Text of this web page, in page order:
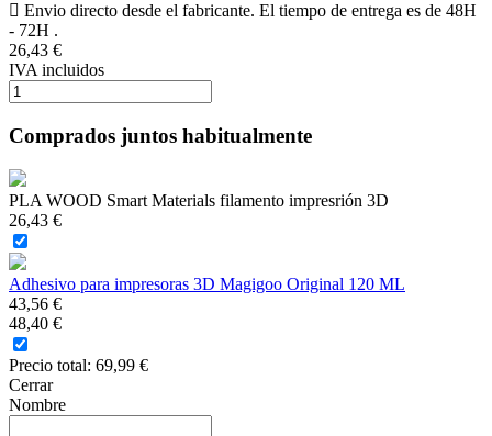
Envio directo desde el fabricante. El tiempo de entrega es de 48H
- 72H .
26,43 €
IVA incluidos
Comprados juntos habitualmente
PLA WOOD Smart Materials filamento impresrión 3D
26,43 €
Adhesivo para impresoras 3D Magigoo Original 120 ML
43,56 €
48,40 €
Precio total: 69,99 €
Cerrar
Nombre